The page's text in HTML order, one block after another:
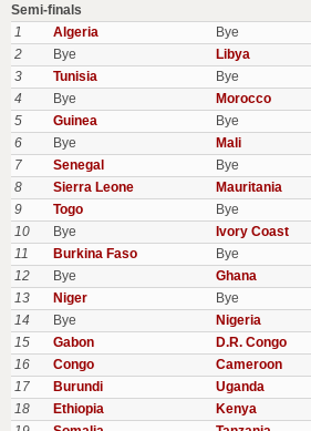
Semi-finals
1
Algeria
Bye
2
Bye
Libya
3
Tunisia
Bye
4
Bye
Morocco
5
Guinea
Bye
6
Bye
Mali
7
Senegal
Bye
8
Sierra Leone
Mauritania
9
Togo
Bye
10
Bye
Ivory Coast
11
Burkina Faso
Bye
12
Bye
Ghana
13
Niger
Bye
14
Bye
Nigeria
15
Gabon D.R. Congo
16
Congo Cameroon
17
Burundi Uganda
18
Ethiopia
Kenya